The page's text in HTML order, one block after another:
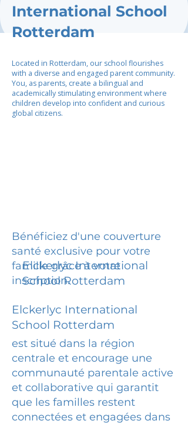
International School
Rotterdam
Located in Rotterdam, our school flourishes
with a diverse and engaged parent community.
You, as parents, create a bilingual and
academically stimulating environment where
children develop into confident and curious
global citizens.
Bénéficiez d'une couverture
santé exclusive pour votre
famille grâce à votre
inscription.
Elckerlyc International
School Rotterdam
Elckerlyc International
School Rotterdam
est situé dans la région
centrale et encourage une
communauté parentale active
et collaborative qui garantit
que les familles restent
connectées et engagées dans